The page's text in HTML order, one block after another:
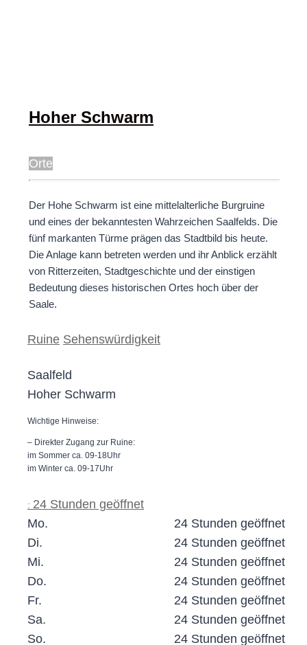
Hoher Schwarm
Orte
Der Hohe Schwarm ist eine mittelalterliche Burgruine
und eines der bekanntesten Wahrzeichen Saalfelds. Die
fünf markanten Türme prägen das Stadtbild bis heute.
Die Anlage kann betreten werden und ihr Anblick erzählt
von Ritterzeiten, Stadtgeschichte und der einstigen
Bedeutung dieses historischen Ortes hoch über der
Saale.
Ruine Sehenswürdigkeit
Saalfeld
Hoher Schwarm
Wichtige Hinweise:
– Direkter Zugang zur Ruine:
im Sommer ca. 09-18Uhr
im Winter ca. 09-17Uhr
: 24 Stunden geöffnet
Mo.
24 Stunden geöffnet
Di.
24 Stunden geöffnet
Mi.
24 Stunden geöffnet
Do.
24 Stunden geöffnet
Fr.
24 Stunden geöffnet
Sa.
24 Stunden geöffnet
So.
24 Stunden geöffnet